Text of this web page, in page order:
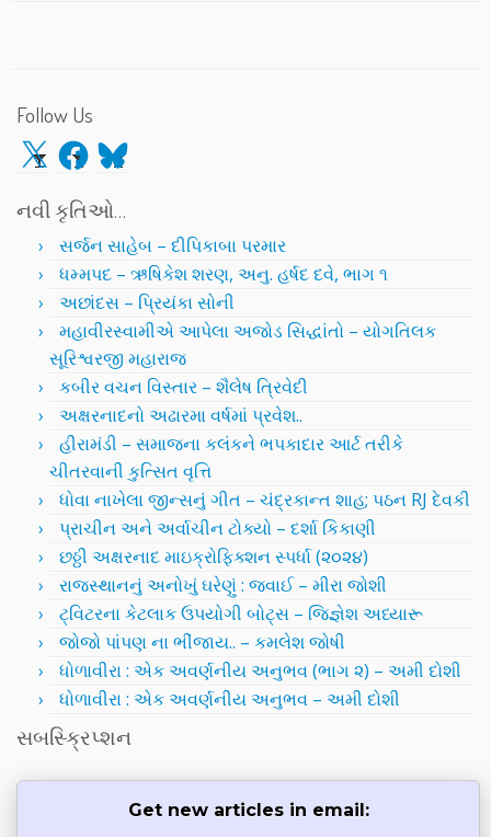
Follow Us
X Facebook
Bluesky
નવી કૃતિઓ…
સર્જન સાહેબ – દીપિકાબા પરમાર
ધમ્મપદ – ઋષિકેશ શરણ, અનુ. હર્ષદ દવે, ભાગ ૧
અછાંદસ – પ્રિયંકા સોની
મહાવીરસ્વામીએ આપેલા અજોડ સિદ્ધાંતો – યોગતિલક
સૂરિશ્વરજી મહારાજ
કબીર વચન વિસ્તાર – શૈલેષ ત્રિવેદી
અક્ષરનાદનો અઢારમા વર્ષમાં પ્રવેશ..
હીરામંડી – સમાજના કલંકને ભપકાદાર આર્ટ તરીકે
ચીતરવાની કુત્સિત વૃત્તિ
ધોવા નાખેલા જીન્સનું ગીત – ચંદ્રકાન્ત શાહ; પઠન RJ દેવકી
પ્રાચીન અને અર્વાચીન ટોક્યો – દર્શા કિકાણી
છઠ્ઠી અક્ષરનાદ માઇક્રોફિક્શન સ્પર્ધા (૨૦૨૪)
રાજસ્થાનનું અનોખું ઘરેણું : જવાઈ – મીરા જોશી
ટ્વિટરના કેટલાક ઉપયોગી બોટ્સ – જિજ્ઞેશ અધ્યારૂ
જોજો પાંપણ ના ભીંજાય.. – કમલેશ જોષી
ધોળાવીરા : એક અવર્ણનીય અનુભવ (ભાગ ૨) – અમી દોશી
ધોળાવીરા : એક અવર્ણનીય અનુભવ – અમી દોશી
સબસ્ક્રિપ્શન
Get new articles in email: